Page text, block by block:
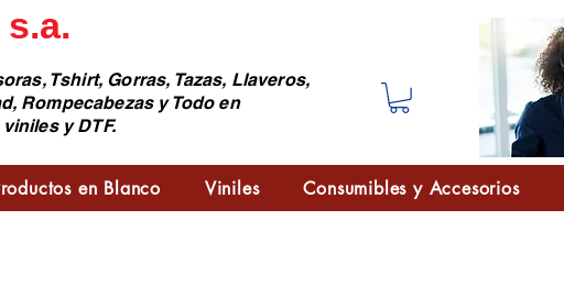
Tshirt, Gorras, Tazas, Llaveros,
Rompecabezas y Todo en
y DTF.
en Blanco Viniles Consumibles y Accesorios